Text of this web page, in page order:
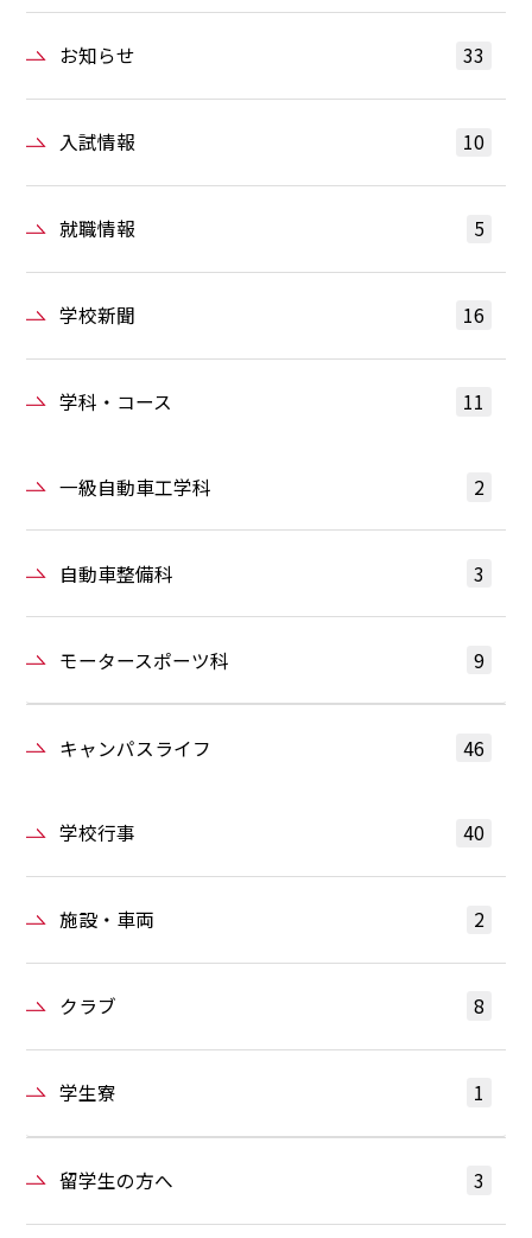
お知らせ 33
入試情報 10
就職情報 5
学校新聞 16
学科・コース 11
一級自動車工学科 2
自動車整備科 3
モータースポーツ科 9
キャンパスライフ 46
学校行事 40
施設・車両 2
クラブ 8
学生寮 1
留学生の方へ 3